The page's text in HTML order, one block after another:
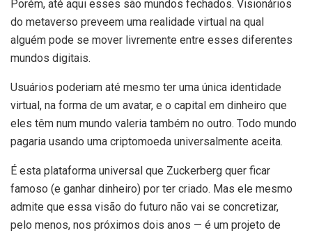
Porém, até aqui esses são mundos fechados. Visionários
do metaverso preveem uma realidade virtual na qual
alguém pode se mover livremente entre esses diferentes
mundos digitais.
Usuários poderiam até mesmo ter uma única identidade
virtual, na forma de um avatar, e o capital em dinheiro que
eles têm num mundo valeria também no outro. Todo mundo
pagaria usando uma criptomoeda universalmente aceita.
É esta plataforma universal que Zuckerberg quer ficar
famoso (e ganhar dinheiro) por ter criado. Mas ele mesmo
admite que essa visão do futuro não vai se concretizar,
pelo menos, nos próximos dois anos — é um projeto de